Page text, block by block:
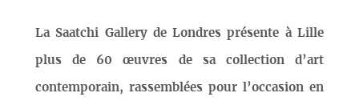
La Saatchi Gallery de Londres présente à Lille
plus de 60 œuvres de sa collection d’art
contemporain, rassemblées pour l’occasion en